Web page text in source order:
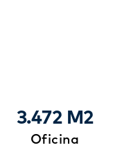
3.472 M2
Oficina